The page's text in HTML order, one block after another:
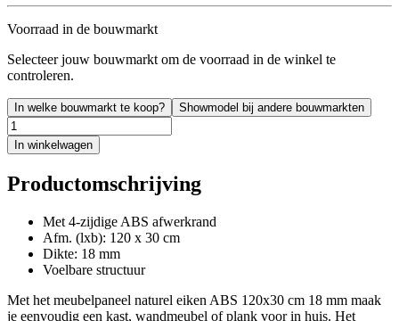
Voorraad in de bouwmarkt
Selecteer jouw bouwmarkt om de voorraad in de winkel te
controleren.
In welke bouwmarkt te koop? Showmodel bij andere bouwmarkten
In winkelwagen
Productomschrijving
Met 4-zijdige ABS afwerkrand
Afm. (lxb): 120 x 30 cm
Dikte: 18 mm
Voelbare structuur
Met het meubelpaneel naturel eiken ABS 120x30 cm 18 mm maak
je eenvoudig een kast, wandmeubel of plank voor in huis. Het